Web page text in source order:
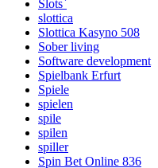
Slots`
slottica
Slottica Kasyno 508
Sober living
Software development
Spielbank Erfurt
Spiele
spielen
spile
spilen
spiller
Spin Bet Online 836